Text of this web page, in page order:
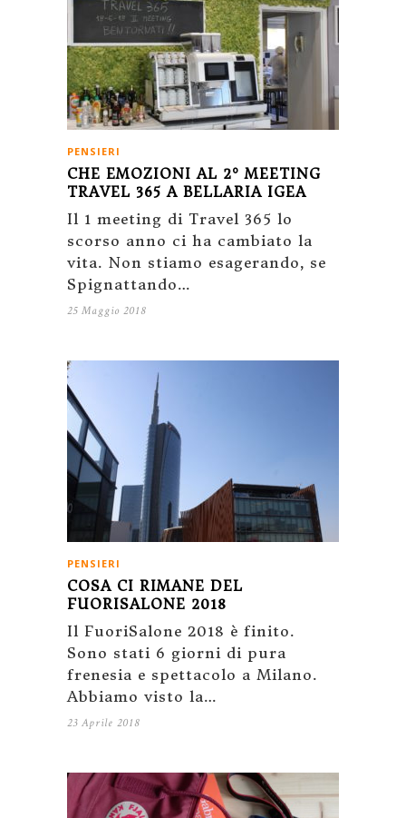
PENSIERI
CHE EMOZIONI AL 2° MEETING
TRAVEL 365 A BELLARIA IGEA
Il 1 meeting di Travel 365 lo
scorso anno ci ha cambiato la
vita. Non stiamo esagerando, se
Spignattando…
25 Maggio 2018
PENSIERI
COSA CI RIMANE DEL
FUORISALONE 2018
Il FuoriSalone 2018 è finito.
Sono stati 6 giorni di pura
frenesia e spettacolo a Milano.
Abbiamo visto la…
23 Aprile 2018